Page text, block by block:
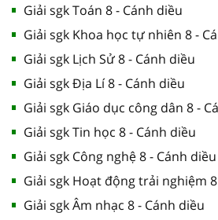
Giải sgk Toán 8 - Cánh diều
Giải sgk Khoa học tự nhiên 8 -
Giải sgk Lịch Sử 8 - Cánh diều
Giải sgk Địa Lí 8 - Cánh diều
Giải sgk Giáo dục công dân 8 -
Giải sgk Tin học 8 - Cánh diều
Giải sgk Công nghệ 8 - Cánh diều
Giải sgk Hoạt động trải nghiệm
Giải sgk Âm nhạc 8 - Cánh diều